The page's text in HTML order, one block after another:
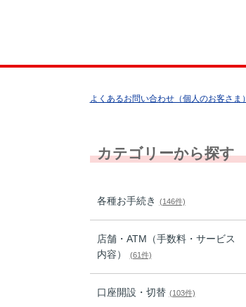
よくあるお問い合わせ（個人のお客さま）
カテゴリーから探す
各種お手続き (146件)
店舗・ATM（手数料・サービス
内容）
(61件)
口座開設・切替 (103件)